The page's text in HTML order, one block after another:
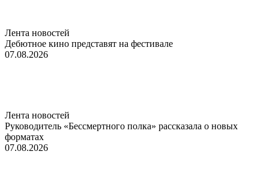
Лента новостей
Дебютное кино представят на фестивале
07.08.2026
Лента новостей
Руководитель «Бессмертного полка» рассказала о новых
форматах
07.08.2026